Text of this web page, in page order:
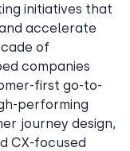
initiatives that
accelerate
of
companies
first go-to-
performing
journey design,
CX-focused